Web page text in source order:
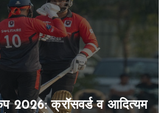
क्रॉसवर्ड व आदित्यम